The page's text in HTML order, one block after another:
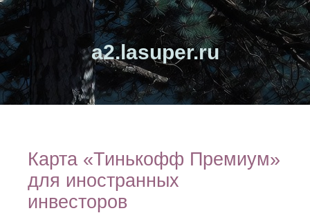
a2.lasuper.ru
Карта «Тинькофф Премиум»
для иностранных
инвесторов